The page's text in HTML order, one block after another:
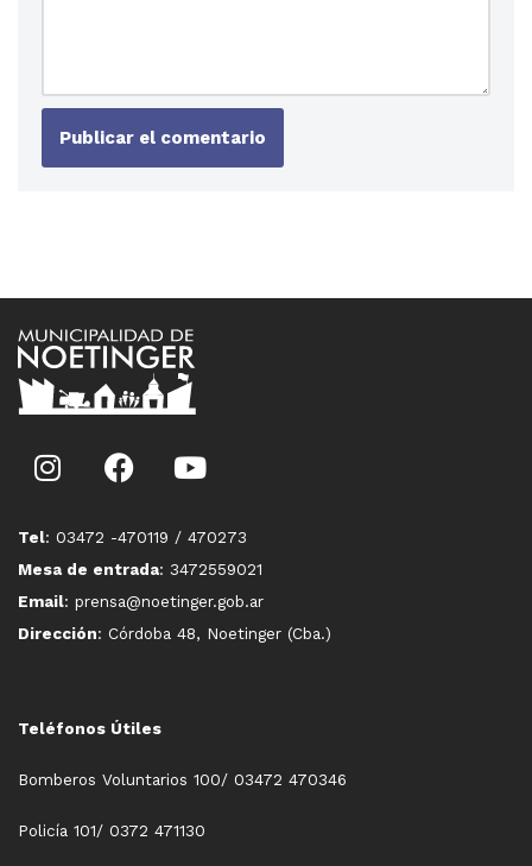
Tel: 03472 -470119 / 470273
Mesa de entrada: 3472559021
Email: prensa@noetinger.gob.ar
Dirección: Córdoba 48, Noetinger (Cba.)
Teléfonos Útiles
Bomberos Voluntarios 100/ 03472 470346
Policía 101/ 0372 471130